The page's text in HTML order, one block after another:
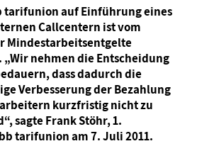
tarifunion auf Einführung eines
Callcentern ist vom
Mindestarbeitsentgelte
nehmen die Entscheidung
dass dadurch die
Verbesserung der Bezahlung
kurzfristig nicht zu
sagte Frank Stöhr, 1.
tarifunion am 7. Juli 2011.